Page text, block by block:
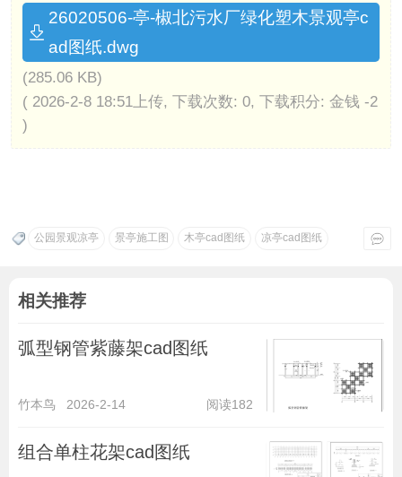
26020506-亭-椒北污水厂绿化塑木景观亭c
ad图纸.dwg
(285.06 KB)
( 2026-2-8 18:51上传, 下载次数: 0, 下载积分: 金钱 -2
)
公园景观凉亭 景亭施工图 木亭cad图纸 凉亭cad图纸
相关推荐
弧型钢管紫藤架cad图纸
竹本鸟 2026-2-14 阅读182
组合单柱花架cad图纸